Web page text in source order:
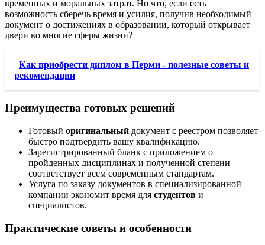
временных и моральных затрат. Но что, если есть
возможность сберечь время и усилия, получив необходимый
документ о достижениях в образовании, который открывает
двери во многие сферы жизни?
Как приобрести диплом в Перми - полезные советы и
рекомендации
Преимущества готовых решений
Готовый оригинальный документ с реестром позволяет
быстро подтвердить вашу квалификацию.
Зарегистрированный бланк с приложением о
пройденных дисциплинах и полученной степени
соответствует всем современным стандартам.
Услуга по заказу документов в специализированной
компании экономит время для студентов и
специалистов.
Практические советы и особенности